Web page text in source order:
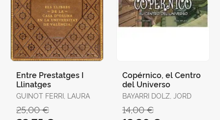
Entre Prestatges I
Llinatges
GUINOT FERRI, LAURA
25,00 €
Copérnico, el Centro
del Universo
BAYARRI DOLZ, JORD
14,00 €